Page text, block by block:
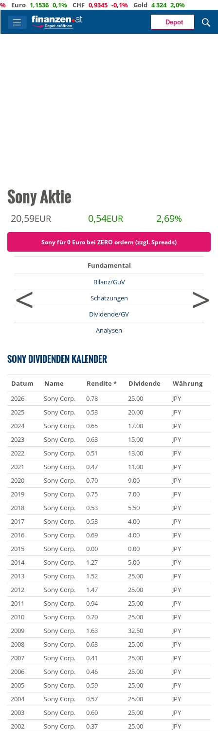
Euro 1,1536 0,1% CHF 0,9345 -0,1% Gold 4 324 2,0%
Depot
Sony Aktie
20,59EUR 0,54EUR 2,69%
Sony für 0 Euro bei ZERO ordern (zzgl. Spreads)
<
Fundamental
Bilanz/GuV
Schätzungen
Dividende/GV
Analysen
>
SONY DIVIDENDEN KALENDER
Datum Name Rendite * Dividende
Währung
2026
Sony Corp. 0.78 25.00
JPY
2025
Sony Corp. 0.53 20.00
JPY
2024
Sony Corp. 0.65 17.00
JPY
2023
Sony Corp. 0.63 15.00
JPY
2022
Sony Corp. 0.51 13.00
JPY
2021
Sony Corp. 0.47 11.00
JPY
2020
Sony Corp. 0.70 9.00
JPY
2019
Sony Corp. 0.75 7.00
JPY
2018
Sony Corp. 0.53 5.50
JPY
2017
Sony Corp. 0.53 4.00
JPY
2016
Sony Corp. 0.69 4.00
JPY
2015
Sony Corp. 0.00 0.00
JPY
2014
Sony Corp. 1.27 5.00
JPY
2013
Sony Corp. 1.52 25.00
JPY
2012
Sony Corp. 1.47 25.00
JPY
2011
Sony Corp. 0.94 25.00
JPY
2010
Sony Corp. 0.70 25.00
JPY
2009
Sony Corp. 1.63 32.50
JPY
2008
Sony Corp. 0.63 25.00
JPY
2007
Sony Corp. 0.41 25.00
JPY
2006
Sony Corp. 0.46 25.00
JPY
2005
Sony Corp. 0.59 25.00
JPY
2004
Sony Corp. 0.57 25.00
JPY
2003
Sony Corp. 0.60 25.00
JPY
2002
Sony Corp. 0.37 25.00
JPY